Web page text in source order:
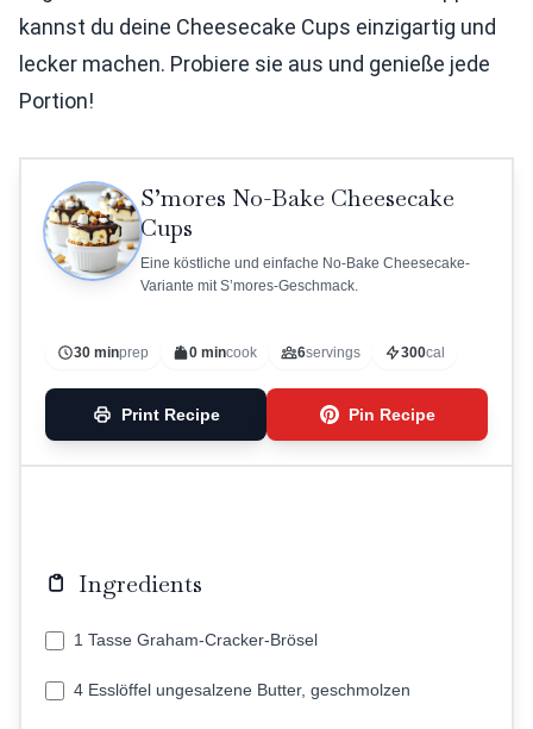
kannst du deine Cheesecake Cups einzigartig und
lecker machen. Probiere sie aus und genieße jede
Portion!
S’mores No-Bake Cheesecake
Cups
Eine köstliche und einfache No-Bake Cheesecake-
Variante mit S’mores-Geschmack.
30 minprep 0 mincook 6servings 300cal
Print Recipe Pin Recipe
Ingredients
1 Tasse Graham-Cracker-Brösel
4 Esslöffel ungesalzene Butter, geschmolzen